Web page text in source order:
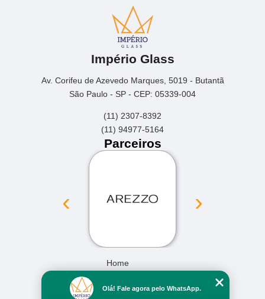
Império Glass
Av. Corifeu de Azevedo Marques, 5019 - Butantã
São Paulo - SP - CEP: 05339-004
(11) 2307-8392
(11) 94977-5164
Parceiros
‹ ›
Home
Missão
Olá! Fale agora pelo WhatsApp.